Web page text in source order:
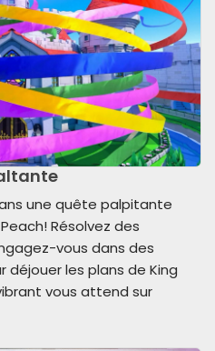
une quête palpitante
Résolvez des
vous dans des
les plans de King
vous attend sur